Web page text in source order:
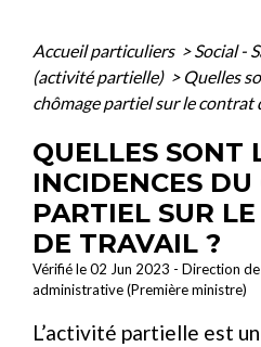
Accueil particuliers > Social -
(activité partielle) > Quelles
chômage partiel sur le contrat
QUELLES SONT
INCIDENCES DU
PARTIEL SUR
DE TRAVAIL ?
Vérifié le 02 Jun 2023 - Direction
administrative (Première ministre)
L’activité partielle est